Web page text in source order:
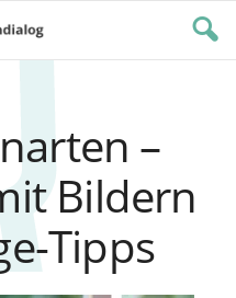
–
Bildern
Tipps